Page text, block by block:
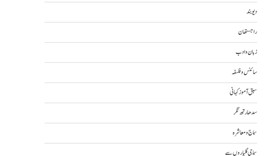
دیوبند
راجستھان
زبان و ادب
سائنس و فلسفہ
سبق آموز کہانی
سدھارتھ نگر
سماج و معاشرہ
سماجی گلیاروں سے